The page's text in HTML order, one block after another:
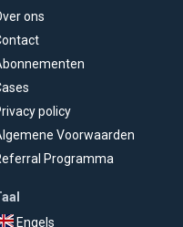
ons
policy
Voorwaarden
Programma
Engels